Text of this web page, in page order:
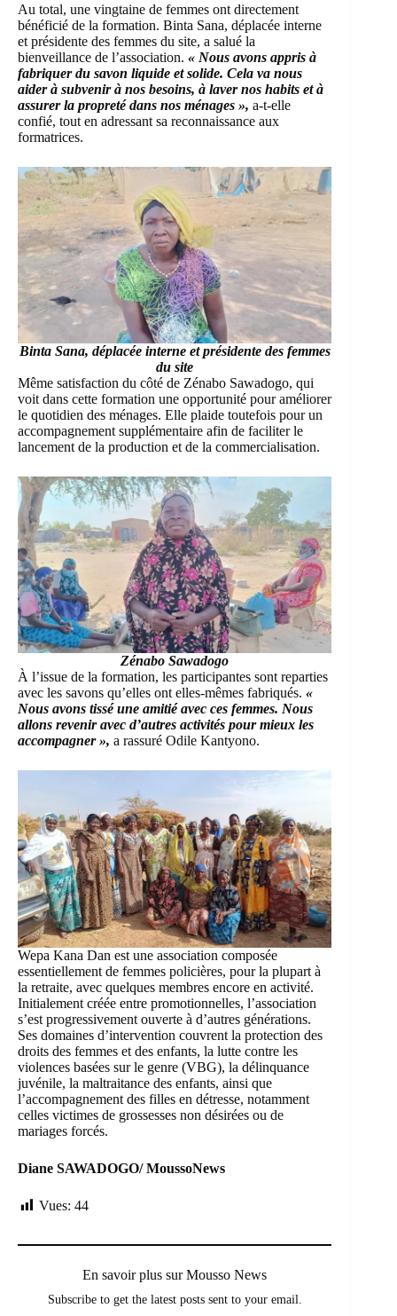
Au total, une vingtaine de femmes ont directement
bénéficié de la formation. Binta Sana, déplacée interne
et présidente des femmes du site, a salué la
bienveillance de l’association. « Nous avons appris à
fabriquer du savon liquide et solide. Cela va nous
aider à subvenir à nos besoins, à laver nos habits et à
assurer la propreté dans nos ménages », a-t-elle
confié, tout en adressant sa reconnaissance aux
formatrices.
Binta Sana, déplacée interne et présidente des femmes
du site
Même satisfaction du côté de Zénabo Sawadogo, qui
voit dans cette formation une opportunité pour améliorer
le quotidien des ménages. Elle plaide toutefois pour un
accompagnement supplémentaire afin de faciliter le
lancement de la production et de la commercialisation.
Zénabo Sawadogo
À l’issue de la formation, les participantes sont reparties
avec les savons qu’elles ont elles-mêmes fabriqués. «
Nous avons tissé une amitié avec ces femmes. Nous
allons revenir avec d’autres activités pour mieux les
accompagner », a rassuré Odile Kantyono.
Wepa Kana Dan est une association composée
essentiellement de femmes policières, pour la plupart à
la retraite, avec quelques membres encore en activité.
Initialement créée entre promotionnelles, l’association
s’est progressivement ouverte à d’autres générations.
Ses domaines d’intervention couvrent la protection des
droits des femmes et des enfants, la lutte contre les
violences basées sur le genre (VBG), la délinquance
juvénile, la maltraitance des enfants, ainsi que
l’accompagnement des filles en détresse, notamment
celles victimes de grossesses non désirées ou de
mariages forcés.
Diane SAWADOGO/ MoussoNews
Vues: 44
En savoir plus sur Mousso News
Subscribe to get the latest posts sent to your email.